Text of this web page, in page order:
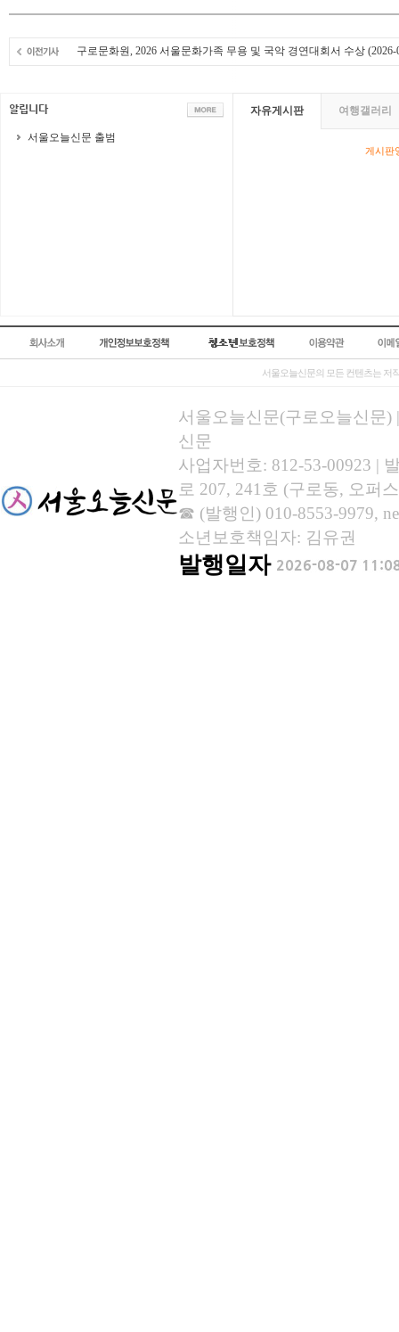
구로문화원, 2026 서울문화가족 무용 및 국악 경연대회서 수상 (2026-
서울오늘신문 출범
자유게시판 여행갤러리
게시판
서울오늘신문의 모든 컨텐츠는 저
서울오늘신문(구로오늘신문)
신문
사업자번호: 812-53-00923 |
로 207, 241호 (구로동, 오퍼
☎ (발행인) 010-8553-9979,
소년보호책임자: 김유권
발행일자